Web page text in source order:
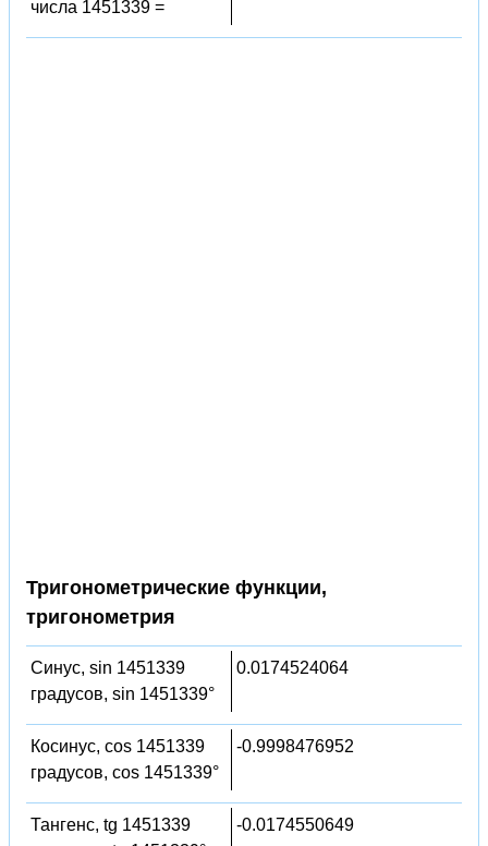
числа 1451339 =
Тригонометрические функции,
тригонометрия
Синус, sin 1451339
градусов, sin 1451339°
0.0174524064
Косинус, cos 1451339
градусов, cos 1451339°
-0.9998476952
Тангенс, tg 1451339
-0.0174550649